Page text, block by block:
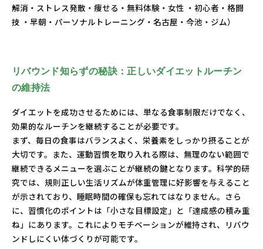
解消・ストレス発散・痩せる・無料体験・女性 ・初心者・格闘
技 ・早朝・パーソナルトレーニング・名古屋・今池・ジム）
リバウンド知らずの秘訣：正しいダイエットルーチン
の維持法
ダイエットを成功させるためには、単なる食事制限だけでなく、
効果的なルーチンを継続することが必要です。
まず、毎日の食事はバランスよく、栄養素をしっかり摂ることが
大切です。また、運動習慣を取り入れる際は、無理のない範囲で
継続できるメニューを選ぶことが継続の鍵となります。科学的研
究では、規則正しい生活リズムが体重管理に好影響を与えること
が示されており、睡眠時間の確保も忘れてはなりません。さら
に、習慣化のポイントは「小さな目標設定」と「達成感の積み重
ね」にあります。これによりモチベーションが維持され、リバウ
ンドしにくい体づくりが可能です。